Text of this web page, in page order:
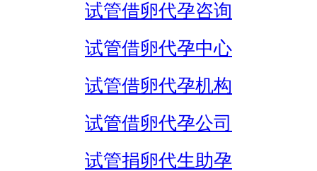
试管借卵代孕咨询
试管借卵代孕中心
试管借卵代孕机构
试管借卵代孕公司
试管捐卵代生助孕